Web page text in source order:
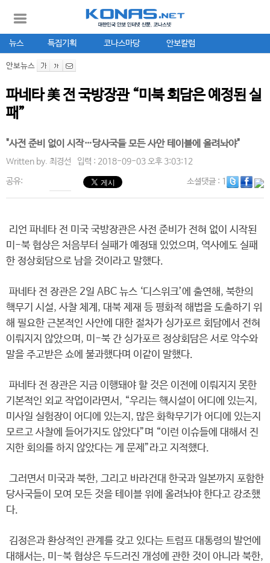
뉴스 특집기획 코나스마당 안보칼럼
안보뉴스
파네타 美 전 국방장관 “미북 회담은 예정된 실
패”
"사전 준비 없이 시작…당사국들 모든 사안 테이블에 올려놔야"
Written by. 최경선 입력 : 2018-09-03 오후 3:03:12
공유: 소셜댓글: 1
리언 파네타 전 미국 국방장관은 사전 준비가 전혀 없이 시작된
미-북 협상은 처음부터 실패가 예정돼 있었으며, 역사에도 실패
한 정상회담으로 남을 것이라고 말했다.
파네타 전 장관은 2일 ABC 뉴스 ‘디스위크’에 출연해, 북한의
핵무기 시설, 사찰 체계, 대북 제재 등 평화적 해법을 도출하기 위
해 필요한 근본적인 사안에 대한 절차가 싱가포르 회담에서 전혀
이뤄지지 않았으며, 미-북 간 싱가포르 정상회담은 서로 악수와
말을 주고받은 쇼에 불과했다며 이같이 말했다.
파네타 전 장관은 지금 이행돼야 할 것은 이전에 이뤄지지 못한
기본적인 외교 작업이라면서, “우리는 핵시설이 어디에 있는지,
미사일 실험장이 어디에 있는지, 많은 화학무기가 어디에 있는지
모르고 사찰에 들어가지도 않았다”며 “이런 이슈들에 대해서 진
지한 회의를 하지 않았다는 게 문제”라고 지적했다.
그러면서 미국과 북한, 그리고 바라건대 한국과 일본까지 포함한
당사국들이 모여 모든 것을 테이블 위에 올려놔야 한다고 강조했
다.
김정은과 환상적인 관계를 갖고 있다는 트럼프 대통령의 발언에
대해서는, 미-북 협상은 두드러진 개성에 관한 것이 아니라 북한,